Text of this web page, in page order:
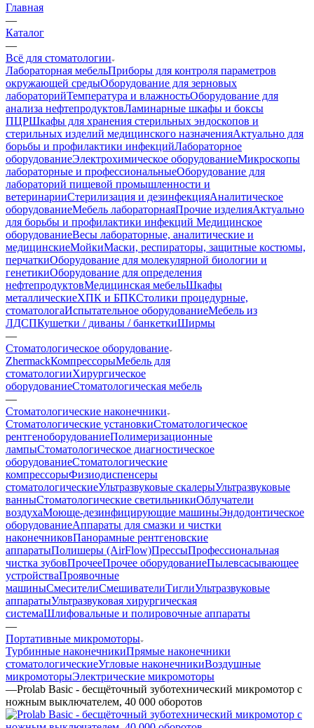
Главная
—
Каталог
—
Всё для стоматологии
Лабораторная мебельПриборы для контроля параметров
окружающей средыОборудование для зерновых
лабораторийТемпература и влажностьОборудование для
анализа нефтепродуктовЛаминарные шкафы и боксы
ПЦРШкафы для хранения стерильных эндоскопов и
стерильных изделий медицинского назначенияАктуально для
борьбы и профилактики инфекцийЛабораторное
оборудованиеЭлектрохимическое оборудованиеМикроскопы
лабораторные и профессиональныеОборудование для
лабораторий пищевой промышленности и
ветеринарииСтерилизация и дезинфекцияАналитическое
оборудованиеМебель лабораторнаяПрочие изделияАктуально
для борьбы и профилактики инфекций Медицинское
оборудованиеВесы лабораторные, аналитические и
медицинскиеМойкиМаски, респираторы, защитные костюмы,
перчаткиОборудование для молекулярной биологии и
генетикиОборудование для определения
нефтепродуктовМедицинская мебельШкафы
металлическиеХПК и БПКСтолики процедурные,
стоматологаИспытательное оборудованиеМебель из
ЛДСПКушетки / диваны / банкеткиШирмы
—
Стоматологическое оборудование
ZhermackКомпрессорыМебель для
стоматологииХирургическое
оборудованиеСтоматологическая мебель
—
Стоматологические наконечники
Стоматологические установкиСтоматологическое
рентгеноборудованиеПолимеризационные
лампыСтоматологическое диагностическое
оборудованиеСтоматологические
компрессорыФизиодиспенсеры
стоматологическиеУльтразвуковые скалерыУльтразвуковые
ванныСтоматологические светильникиОблучатели
воздухаМоюще-дезинфицирующие машиныЭндодонтическое
оборудованиеАппараты для смазки и чистки
наконечниковПанорамные рентгеновские
аппаратыПолишеры (AirFlow)ПрессыПрофессиональная
чистка зубовПрочееПрочее оборудованиеПылевсасывающее
устройстваПроявочные
машиныСмесителиСмешивателиТиглиУльтразвуковые
аппаратыУльтразвуковая хирургическая
системаШлифовальные и полировочные аппараты
—
Портативные микромоторы
Турбинные наконечникиПрямые наконечники
стоматологическиеУгловые наконечникиВоздушные
микромоторыЭлектрические микромоторы
—Prolab Basic - беcщёточный зуботехнический микромотор с
ножным выключателем, 40 000 оборотов